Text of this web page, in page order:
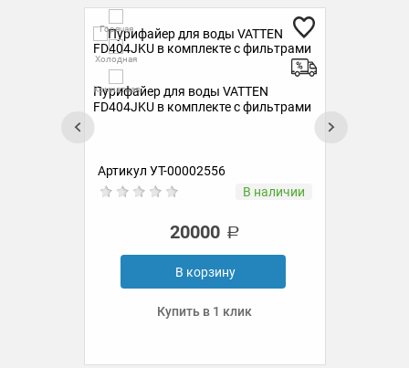
Горячая
Холодная
Комнатная
Пурифайер для воды VATTEN
FD404JKU в комплекте с фильтрами
Артикул УТ-00002556
В наличии
20000
В корзину
Купить в 1 клик